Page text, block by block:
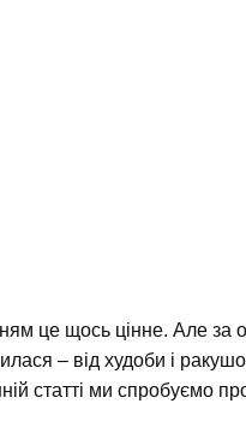
це щось цінне. Але за
– від худоби і
статті ми спробуємо